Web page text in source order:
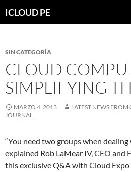
hacia
ICLOUD PE
SIN CATEGORÍA
CLOUD
SIMPLIFYING
MARZO 4, 2013
LATEST NEWS
JOURNAL
“You need two groups when
explained Rob LaMear IV, CEO and
this exclusive Q&A with Cloud